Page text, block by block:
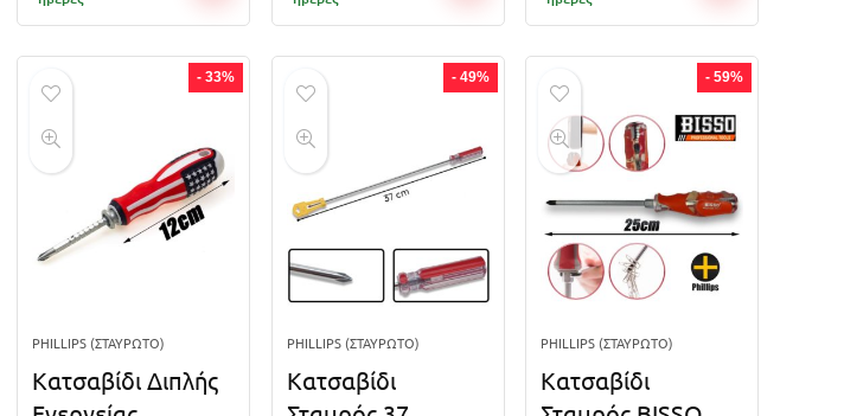
- 33%
PHILLIPS (ΣΤΑΥΡΩΤΌ)
Κατσαβίδι Διπλής
- 49%
PHILLIPS (ΣΤΑΥΡΩΤΌ)
Κατσαβίδι
- 59%
PHILLIPS (ΣΤΑΥΡΩΤΌ)
Κατσαβίδι